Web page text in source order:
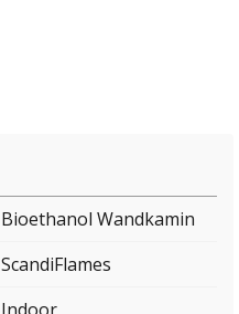
Bioethanol Wandkamin
ScandiFlames